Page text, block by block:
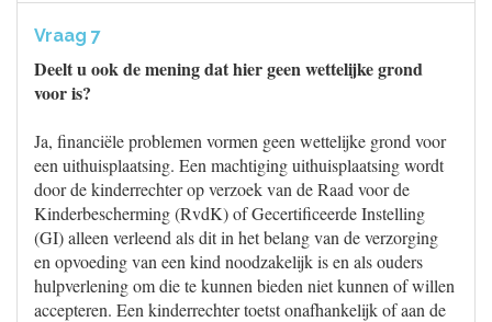
Vraag 7
Deelt u ook de mening dat hier geen wettelijke grond
voor is?
Ja, financiële problemen vormen geen wettelijke grond voor
een uithuisplaatsing. Een machtiging uithuisplaatsing wordt
door de kinderrechter op verzoek van de Raad voor de
Kinderbescherming (RvdK) of Gecertificeerde Instelling
(GI) alleen verleend als dit in het belang van de verzorging
en opvoeding van een kind noodzakelijk is en als ouders
hulpverlening om die te kunnen bieden niet kunnen of willen
accepteren. Een kinderrechter toetst onafhankelijk of aan de